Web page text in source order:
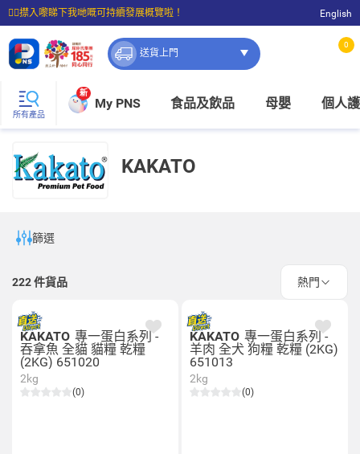
☝🏼㩒入嚟睇下我哋嘅可持續發展概覽啦！
⭐購物滿$399即享免費送貨；滿$100即可免費店取。
English
送貨上門
0
所有產品
新
My PNS 食品及飲品 母嬰 個人
KAKATO
篩選
222件貨品 熱門
KAKATO 專一蛋白系列 -
吞拿魚 全貓 貓糧 乾糧
(2KG) 651020
2kg
(0)
KAKATO 專一蛋白系列 -
羊肉 全犬 狗糧 乾糧 (2KG)
651013
2kg
(0)